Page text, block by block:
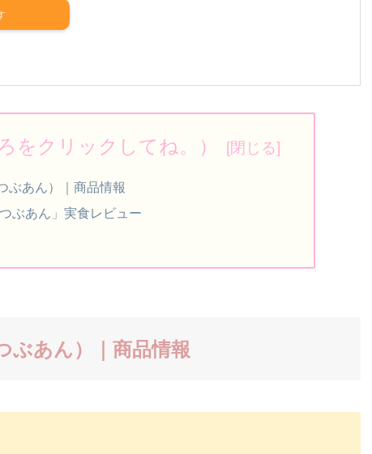
をクリックしてね。）
ぶあん）｜商品情報
ぶあん」実食レビュー
ぶあん）｜商品情報